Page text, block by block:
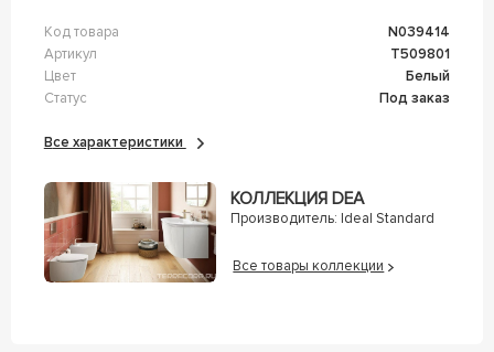
Код товара
n039414
Артикул
T509801
Цвет
Белый
Статус
Под заказ
Все характеристики
КОЛЛЕКЦИЯ DEA
Производитель: Ideal Standard
Все товары коллекции